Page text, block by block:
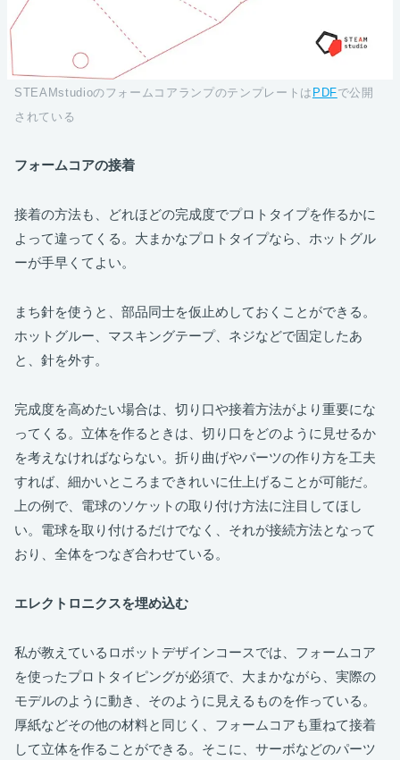
STEAMstudioのフォームコアランプのテンプレートは PDFで公開
されている
フォームコアの接着
接着の方法も、どれほどの完成度でプロトタイプを作るかに
よって違ってくる。大まかなプロトタイプなら、ホットグル
ーが手早くてよい。
まち針を使うと、部品同士を仮止めしておくことができる。
ホットグルー、マスキングテープ、ネジなどで固定したあ
と、針を外す。
完成度を高めたい場合は、切り口や接着方法がより重要にな
ってくる。立体を作るときは、切り口をどのように見せるか
を考えなければならない。折り曲げやパーツの作り方を工夫
すれば、細かいところまできれいに仕上げることが可能だ。
上の例で、電球のソケットの取り付け方法に注目してほし
い。電球を取り付けるだけでなく、それが接続方法となって
おり、全体をつなぎ合わせている。
エレクトロニクスを埋め込む
私が教えているロボットデザインコースでは、フォームコア
を使ったプロトタイピングが必須で、大まかながら、実際の
モデルのように動き、そのように見えるものを作っている。
厚紙などその他の材料と同じく、フォームコアも重ねて接着
して立体を作ることができる。そこに、サーボなどのパーツ